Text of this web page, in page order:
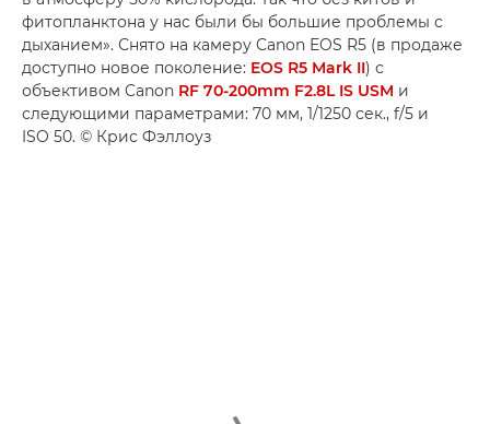
фитопланктона у нас были бы большие проблемы с
дыханием». Снято на камеру Canon EOS R5 (в продаже
доступно новое поколение: EOS R5 Mark II) с
объективом Canon RF 70-200mm F2.8L IS USM и
следующими параметрами: 70 мм, 1/1250 сек., f/5 и
ISO 50. © Крис Фэллоуз